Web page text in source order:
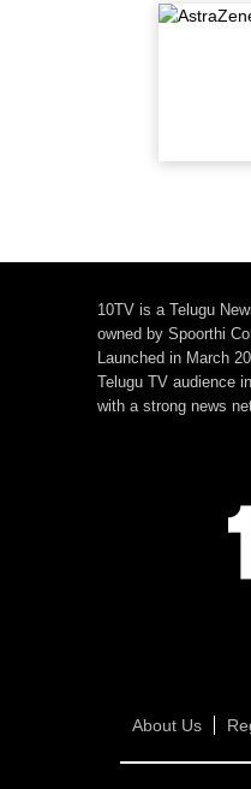
10TV is a Telugu
owned by Spoorthi
Launched in March
Telugu TV audience
with a strong news
About Us